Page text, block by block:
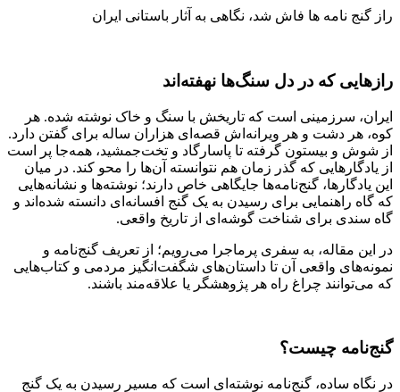
راز گنج نامه ها فاش شد، نگاهی به آثار باستانی ایران
رازهایی که در دل سنگ‌ها نهفته‌اند
ایران، سرزمینی است که تاریخش با سنگ و خاک نوشته شده. هر
کوه، هر دشت و هر ویرانه‌اش قصه‌ای هزاران ساله برای گفتن دارد.
از شوش و بیستون گرفته تا پاسارگاد و تخت‌جمشید، همه‌جا پر است
از یادگارهایی که گذر زمان هم نتوانسته آن‌ها را محو کند. در میان
این یادگارها، گنج‌نامه‌ها جایگاهی خاص دارند؛ نوشته‌ها و نشانه‌هایی
که گاه راهنمایی برای رسیدن به یک گنج افسانه‌ای دانسته شده‌اند و
گاه سندی برای شناخت گوشه‌ای از تاریخ واقعی.
در این مقاله، به سفری پرماجرا می‌رویم؛ از تعریف گنج‌نامه و
نمونه‌های واقعی آن تا داستان‌های شگفت‌انگیز مردمی و کتاب‌هایی
که می‌توانند چراغ راه هر پژوهشگر یا علاقه‌مند باشند.
گنج‌نامه چیست؟
در نگاه ساده، گنج‌نامه نوشته‌ای است که مسیر رسیدن به یک گنج